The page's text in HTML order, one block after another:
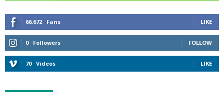
66,672 Fans LIKE
0 Followers FOLLOW
70 Videos LIKE